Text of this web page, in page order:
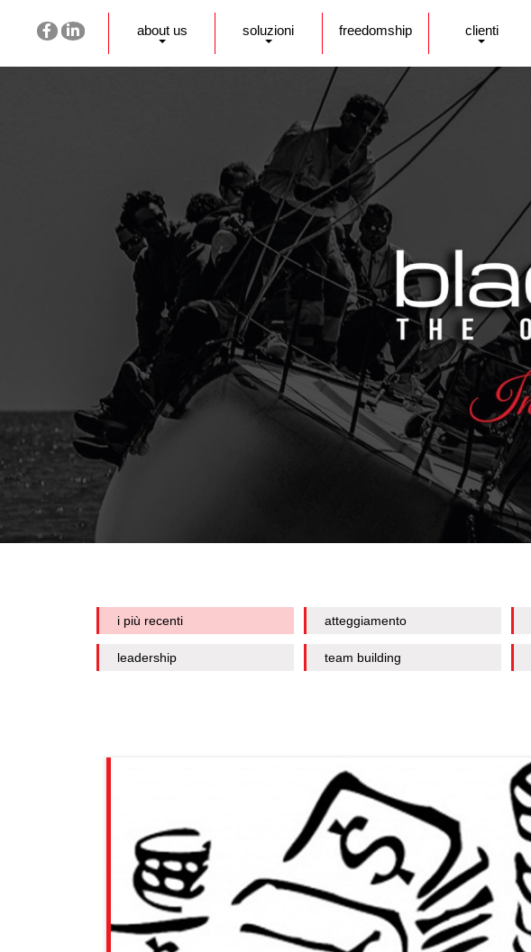
about us soluzioni freedomship clienti
i più recenti atteggiamento
leadership team building